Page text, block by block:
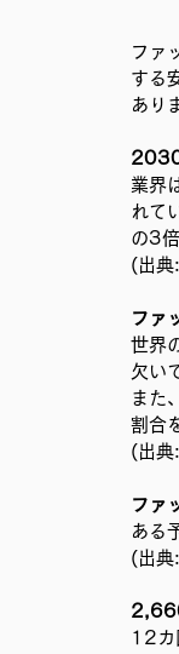
ファ
する
あり
2030
業界
れて
の3
(出
ファ
世界
欠い
また
割合
(出
ファ
ある
(出
12カ